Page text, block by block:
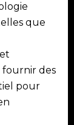
que
fournir des
pour